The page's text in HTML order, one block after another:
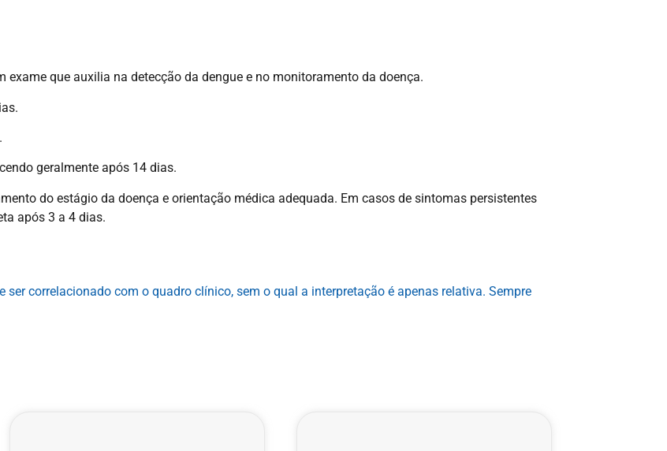
exame que auxilia na detecção da dengue e no monitoramento da doença.
geralmente após 14 dias.
do estágio da doença e orientação médica adequada. Em casos de sintomas persistentes
após 3 a 4 dias.
ser correlacionado com o quadro clínico, sem o qual a interpretação é apenas relativa. Sempre